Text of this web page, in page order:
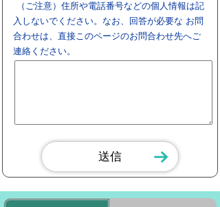
（ご注意）住所や電話番号などの個人情報は記
入しないでください。なお、回答が必要な お問
合わせは、直接このページのお問合わせ先へご
連絡ください。